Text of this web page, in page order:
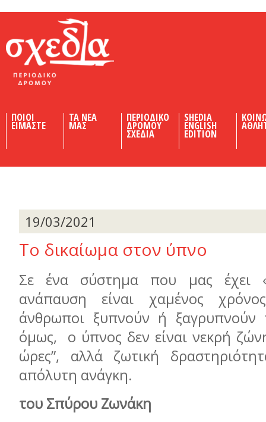
ΠΟΙΟΙ
ΕΙΜΑΣΤΕ
ΤΑ ΝΕΑ
ΜΑΣ
ΠΕΡΙΟΔΙΚΟ
ΔΡΟΜΟΥ
ΣΧΕΔΙΑ
SHEDIA
ENGLISH
EDITION
19/03/2021
Το δικαίωμα στον ύπνο
Σε ένα σύστημα που μας έχει
ανάπαυση είναι χαμένος
άνθρωποι ξυπνούν ή ξαγρυπνούν
όμως, ο ύπνος δεν είναι νεκρή
ώρες”, αλλά ζωτική
απόλυτη ανάγκη.
του Σπύρου Ζωνάκη